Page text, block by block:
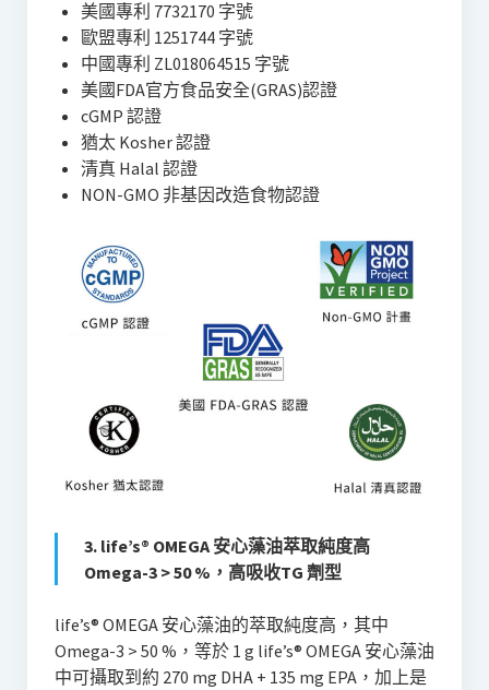
美國專利 7732170 字號
歐盟專利 1251744 字號
中國專利 ZL018064515 字號
美國FDA官方食品安全(GRAS)認證
cGMP 認證
猶太 Kosher 認證
清真 Halal 認證
NON-GMO 非基因改造食物認證
3. life’s® OMEGA 安心藻油萃取純度高
Omega-3 > 50 %，高吸收TG 劑型
life’s® OMEGA 安心藻油的萃取純度高，其中
Omega-3 > 50 %，等於 1 g life’s® OMEGA 安心藻油
中可攝取到約 270 mg DHA + 135 mg EPA，加上是